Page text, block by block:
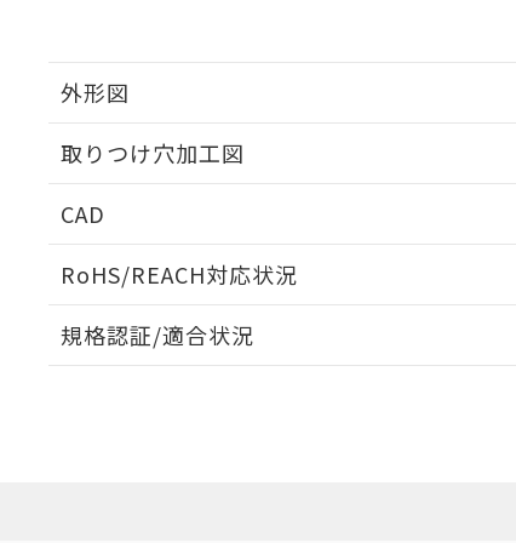
外形図
取りつけ穴加工図
CAD
RoHS/REACH対応状況
EU RoHS 注意事項・凡例
規格認証/適合状況